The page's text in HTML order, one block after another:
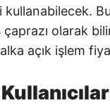
çaprazı olarak
açık işlem